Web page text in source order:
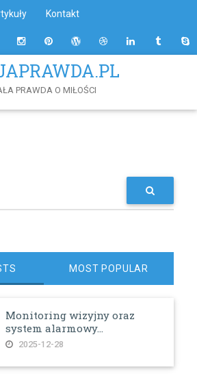
Kontakt
PRAWDA O MIŁOŚCI
MOST POPULAR
Monitoring wizyjny oraz
system alarmowy...
2025-12-28